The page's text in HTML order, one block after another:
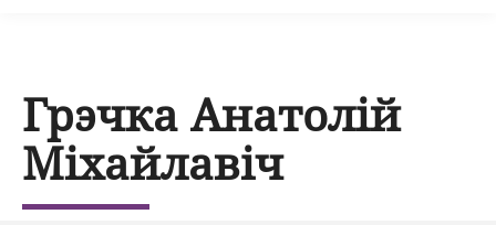
Грэчка Анатолій
Міхайлавіч